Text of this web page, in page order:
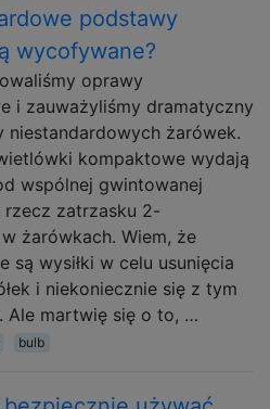
podstawy
wycofywane?
oprawy
i zauważyliśmy dramatyczny
niestandardowych żarówek.
kompaktowe wydają
wspólnej gwintowanej
rzecz zatrzasku 2-
żarówkach. Wiem, że
są wysiłki w celu usunięcia
i niekoniecznie się z tym
Ale martwię się o to, …
bulb